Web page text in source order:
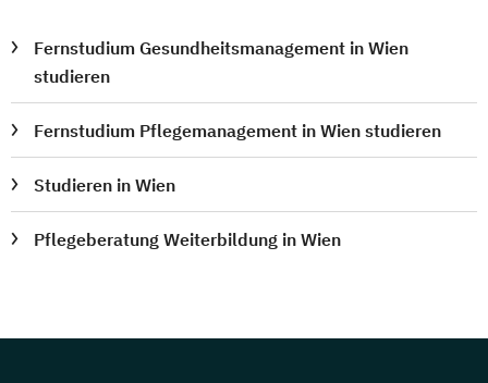
Fernstudium Gesundheitsmanagement in Wien
studieren
Fernstudium Pflegemanagement in Wien studieren
Studieren in Wien
Pflegeberatung Weiterbildung in Wien